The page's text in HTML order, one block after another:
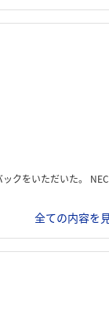
プロジェクトの体験も行った。
全ての内容を